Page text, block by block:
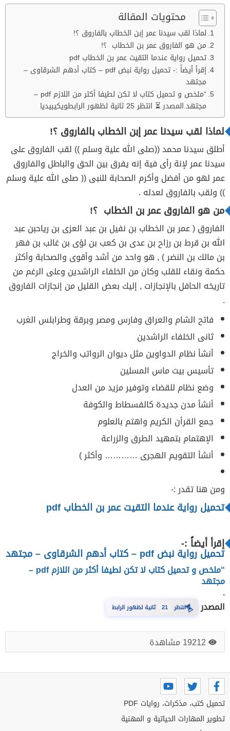
محتويات المقالة
لماذا لقب سيدنا عمر إبن الخطاب بالفاروق ؟!
من هو الفاروق عمر بن الخطاب ؟!
تحميل رواية عندما التقيت عمر بن الخطاب pdf
إقرأ أيضاً :- تحميل رواية نبض pdf – كتاب أدهم الشرقاوى –
مجتهد
“ملخص و تحميل كتاب لا تكن لطيفا أكثر من اللازم pdf –
مجتهد.المصدر ⏳ انتظر 25 ثانية لظهور الرابطويكيبيديا
لماذا لقب سيدنا عمر إبن الخطاب بالفاروق ؟!
أطلق سيدنا محمد ((صلى الله علية وسلم )) لقب الفاروق على
سيدنا عمر لإنة رأى فية إنه يفرق بين الحق والباطل والفاروق
عمر لهو من أفضل وأكرم الصحابة للنبى (( صلى الله علية وسلم
)) ولقب بالفاروق لعدله .
من هو الفاروق عمر بن الخطاب ؟!
الفاروق ( عمر بن الخطاب بن نفيل بن عبد العزى بن رياحبن عبد
الله بن قرط بن رزاح بن عدى بن كعب بن لؤى بن غالب بن فهر
بن مالك بن النضر ) , هو واحد من أشد وأقوى والصحابة وأكثر
حكمة ونقاء للقلب وكان من الخلفاء الراشدين وعلى الرغم من
تاريخه الحافل بالإنجازات , إليك بعض القليل من إنجازات الفاروق
.
فاتح الشام والعراق وفارس ومصر وبرقة وطرابلس الغرب
ثانى الخلفاء الراشدين
أنشأ نظام الدواوين مثل ديوان الرواتب والخراج
تأسيس بيت ماس المسلين
وضع نظام للقضاء وتوفير مزيد من العدل
أنشأ مدن جديدة كالفسطاط والكوفة
جمع القرأن الكريم واهتم بالعلوم
الإهتمام بتمهيد الطرق والزراعة
أنشأ التقويم الهجرى ………… وأكثر )
ومن هنا تقدر :-
تحميل رواية عندما التقيت عمر بن الخطاب pdf
إقرأ أيضاً :-
تحميل رواية نبض pdf – كتاب أدهم الشرقاوى – مجتهد
“ملخص و تحميل كتاب لا تكن لطيفا أكثر من اللازم pdf –
مجتهد
.
المصدر ⏳انتظر 20 ثانية لظهور الرابط
19212 مشاهدة
تحميل كتب، مذكرات، روايات PDF
تطوير المهارات الحياتية و المهنية